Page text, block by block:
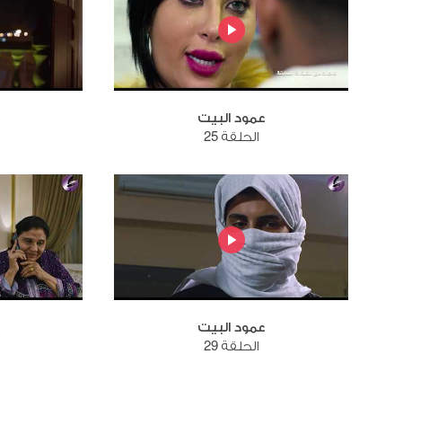
عمود البيت
الحلقة 25
عمود البيت
الحلقة 29